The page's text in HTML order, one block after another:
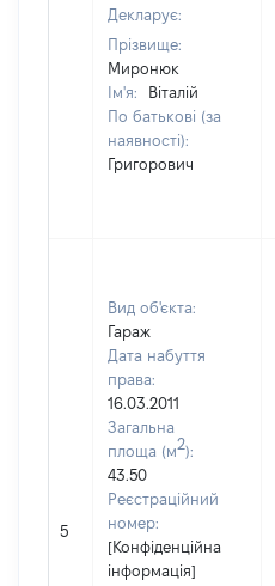
Декларує:
Прізвище:
Миронюк
Ім'я:
Віталій
По батькові (за
наявності):
Григорович
5
Вид об'єкта:
Гараж
Дата набуття
права:
16.03.2011
Загальна
площа (м2):
43.50
Реєстраційний
номер:
[Конфіденційна
інформація]